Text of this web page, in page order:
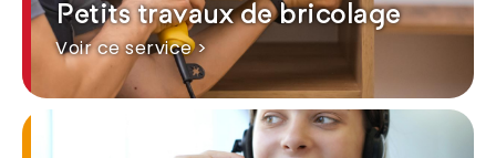
Petits travaux de bricolage
Voir ce service >